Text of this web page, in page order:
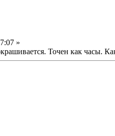
»
Точен как часы.